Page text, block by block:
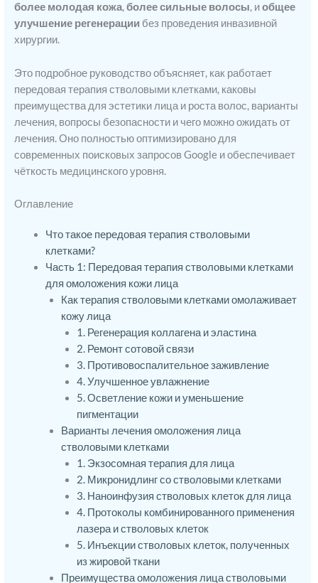
более молодая кожа,более сильные волосы, иобщее
улучшение регенерации без проведения инвазивной
хирургии.
Это подробное руководство объясняет, как работает
передовая терапия стволовыми клетками, каковы
преимущества для эстетики лица и роста волос, варианты
лечения, вопросы безопасности и чего можно ожидать от
лечения. Оно полностью оптимизировано для
современных поисковых запросов Google и обеспечивает
чёткость медицинского уровня.
Оглавление
Что такое передовая терапия стволовыми
клетками?
Часть 1: Передовая терапия стволовыми клетками
для омоложения кожи лица
Как терапия стволовыми клетками омолаживает
кожу лица
1. Регенерация коллагена и эластина
2. Ремонт сотовой связи
3. Противовоспалительное заживление
4. Улучшенное увлажнение
5. Осветление кожи и уменьшение
пигментации
Варианты лечения омоложения лица
стволовыми клетками
1. Экзосомная терапия для лица
2. Микронидлинг со стволовыми клетками
3. Наноинфузия стволовых клеток для лица
4. Протоколы комбинированного применения
лазера и стволовых клеток
5. Инъекции стволовых клеток, полученных
из жировой ткани
Преимущества омоложения лица стволовыми